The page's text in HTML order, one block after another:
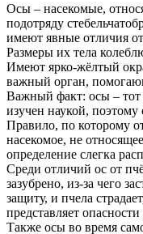
Осы – насекомые,
подотряду
имеют явные отличия от
Размеры их тела
Имеют ярко-жёлтый
важный орган,
Важный факт: осы – тот
изучен наукой, поэтому
Правило, по которому
насекомое, не
определение слегка
Среди отличий ос от
зазубрено, из-за чего
защиту, и пчела
представляет
Также осы во время